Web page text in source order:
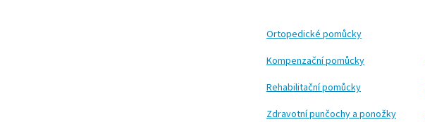
Ortopedické pomůcky
Kompenzační pomůcky
Rehabilitační pomůcky
Zdravotní punčochy a ponožky